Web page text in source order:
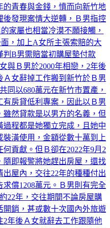
青春與金錢，憤而向新竹地
後發現案情大逆轉，Ｂ男指控
家屬也相當冷漠不願接觸，
，加上A女所主張索賠的大
判B男需賠當初購屋墊付款
與Ｂ男於2000年相戀，2年後
Ａ女辭掉工作搬到新竹於Ｂ男
同以680萬元在新竹市置產，
房貸低利專案，因此以Ｂ男
然貸款是以男方的名義，但
程都是她獨立完成，且她中
潢使用，金額從數十萬到上
貢獻。但Ｂ卻在2022年9月2
隨即報警將她趕出房屋，還找
屋內，交往22年的種種付出
償1208萬元。Ｂ男則有完全
22年，交往期間不論房屋購
銷，甚或數十次國內外旅遊
年後Ａ女就辭去工作跟隨他